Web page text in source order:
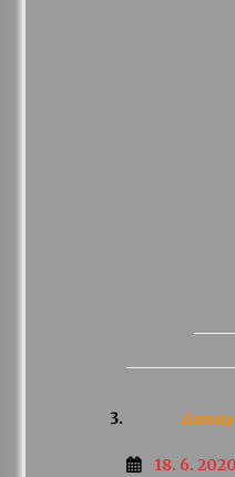
18. 6.